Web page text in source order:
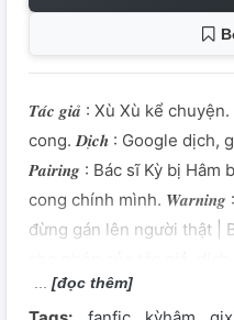
𝑻𝒂́𝒄 𝒈𝒊𝒂̉ : Xù Xù kể
cong. 𝑫𝒊̣𝒄𝒉 : Google dịch,
𝑷𝒂𝒊𝒓𝒊𝒏𝒈 : Bác sĩ Kỳ bị
cong chính mình.
đừng gán lên người thật |
không đảm bảo sát nghĩa
[đọc thêm]